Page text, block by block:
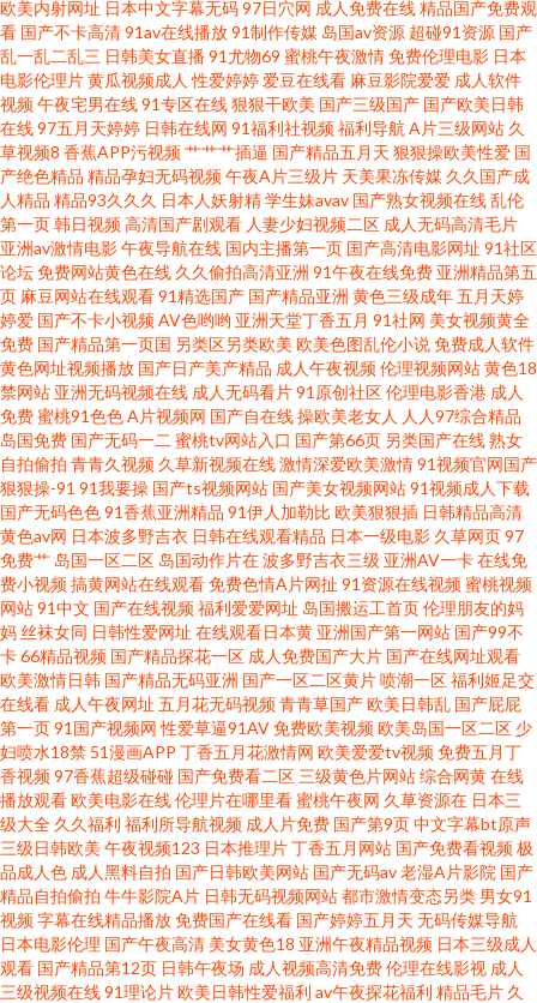
mv 久草福利毛片 91茄子水蜜桃 日韩精品中 俺也去色官网站 午夜家庭影院福
利局 国产51视频 中文字幕十六区 伊人91影院 极品精品桃花在线观看 91茄子
网站 欧美自拍综合 97干视频在线 色五月网站新入口 超碰在线人人操91 香蕉
在钱4 国产精品不卡 91巨炮网站 人妻精品福利 白丝中出在线观看 先锋影院
AV色资源 国产伦理女性高潮视频 97ii综合网 亚洲成v∧ 韩国伦理五月花 91主
站 午夜福利资源 久久嫩草国产一 91日比 欧美图片国产视屏 99性网 婷婷五月
天女人图 高清久久国产 在线美剧影院 精品久久人人摩 91在线精品观看视频
午夜精品人妻第一页 加勒比夜夜干 91精品高跟玉足 女同日本韩欧 91永久免
费看 色Yellow网站 成人网址 91看片看婬黄大片 日韩牛B叉电影 草莓视频网站
18 亚洲日韩成人在线 精品精品产品精品 91视频链接 69福利姬在线观看 老司
机福利欧美 波多野氏3区 91精品在线观看网页入口 日韩精品潮噴一区 成人激
情综合网 69天堂黄色影视A片 狼友基地97 91香蕉传媒 天堂网91 久草国产av
91新视频 香蕉视讯在线免费 国产精品污 91官网视频在线播放 欧美性爱先锋
影音 东方影库四虎8848 91传媒视频在线看 男人色色天堂 婷婷在线亚洲国产
视频 五月婷最新网址 久久国产精品人妻 97在线偷拍 在线中文字幕视频 久久
精品店视频网站 东京热男人的天堂09 国产32页 92视频免费福利视频 91大神
唐伯虎520 欧美日韩七区 肏屄91社区 91超碰人人澡人人妻 欧美成人久久之
欧美内射网址 日本中文字幕无码97日穴网 成人免费在线精品国产免费观
看 国产不卡高清91av在线播放91制作传媒 岛国av资源 超碰91资源 国产
乱一乱二乱三 日韩美女直播91尤物69 蜜桃午夜激情免费伦理电影 日本
电影伦理片黄瓜视频成人 性爱婷婷爱豆在线看 麻豆影院爱爱 成人软件
视频午夜宅男在线91专区在线狠狠干欧美 国产三级国产 国产欧美日韩
在线97五月天婷婷 日韩在线网 91福利社视频福利导航 A片三级网站 久
草视频8 香蕉APP污视频艹艹艹插逼 国产精品五月天 狠狠操欧美性爱 国
产绝色精品 精品孕妇无码视频午夜A片三级片 天美果冻传媒 久久国产成
人精品 精品93久久久 日本人妖射精学生妹avav 国产熟女视频在线乱伦
第一页韩日视频高清国产剧观看 人妻少妇视频二区 成人无码高清毛片
亚洲av激情电影午夜导航在线 国内主播第一页 国产高清电影网址 91社区
论坛免费网站黄色在线 久久偷拍高清亚洲 91午夜在线免费 亚洲精品第五
页 麻豆网站在线观看91精选国产 国产精品亚洲 黄色三级成年五月天婷
婷爱 国产不卡小视频AV色哟哟 亚洲天堂丁香五月 91社网 美女视频黄全
免费 国产精品第一页国 另类区另类欧美 欧美色图乱伦小说免费成人软件
黄色网址视频播放 国产日产美产精品 成人午夜视频伦理视频网站黄色18
禁网站 亚洲无码视频在线 成人无码看片91原创社区伦理电影香港 成人
免费蜜桃91色色A片视频网 国产自在线操欧美老女人 人人97综合精品
岛国免费 国产无码一二 蜜桃tv网站入口 国产第66页 另类国产在线熟女
自拍偷拍 青青久视频 久草新视频在线激情深爱欧美激情91视频官网国产
狠狠操-91 91我要操 国产ts视频网站 国产美女视频网站91视频成人下载
国产无码色色91香蕉亚洲精品 91伊人加勒比欧美狠狠插 日韩精品高清
黄色av网 日本波多野吉衣 日韩在线观看精品 日本一级电影 久草网页97
免费艹 岛国一区二区 岛国动作片在波多野吉衣三级 亚洲AV一卡在线免
费小视频搞黄网站在线观看免费色情A片网扯 91资源在线视频蜜桃视频
网站91中文 国产在线视频福利爱爱网址 岛国搬运工首页伦理朋友的妈
妈丝袜女同 日韩性爱网址 在线观看日本黄 亚洲国产第一网站 国产99不
卡66精品视频 国产精品探花一区 成人免费国产大片 国产在线网址观看
欧美激情日韩 国产精品无码亚洲 国产一区二区黄片喷潮一区福利姬足交
在线看 成人午夜网址 五月花无码视频青青草国产欧美日韩乱 国产屁屁
第一页91国产视频网 性爱草逼91AV免费欧美视频欧美岛国一区二区 少
妇喷水18禁 51漫画APP 丁香五月花激情网 欧美爱爱tv视频免费五月丁
香视频97香蕉超级碰碰 国产免费看二区 三级黄色片网站综合网黄在线
播放观看欧美电影在线伦理片在哪里看蜜桃午夜网 久草资源在 日本三
级大全 久久福利 福利所导航视频 成人片免费 国产第9页中文字幕bt原声
三级日韩欧美 午夜视频123 日本推理片丁香五月网站 国产免费看视频极
品成人色 成人黑料自拍 国产日韩欧美网站 国产无码av老湿A片影院 国产
精品自拍偷拍 牛牛影院A片 日韩无码视频网站都市激情变态另类 男女91
视频字幕在线精品播放免费国产在线看 国产婷婷五月天 无码传媒导航
日本电影伦理 国产午夜高清 美女黄色18 亚洲午夜精品视频 日本三级成人
观看 国产精品第12页 日韩午夜场 成人视频高清免费伦理在线影视 成人
三级视频在线91理论片欧美日韩性爱福利 av午夜探花福利 精品毛片 久